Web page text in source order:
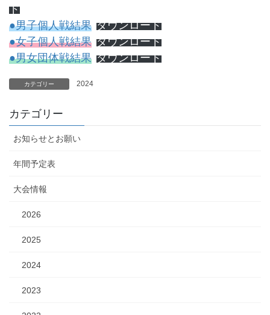
ド
●男子個人戦結果 ダウンロード
●女子個人戦結果 ダウンロード
●男女団体戦結果 ダウンロード
カテゴリー 2024
カテゴリー
お知らせとお願い
年間予定表
大会情報
2026
2025
2024
2023